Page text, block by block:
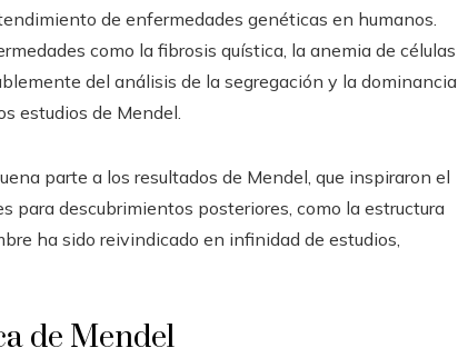
de enfermedades genéticas en humanos.
como la fibrosis quística, la anemia de células
del análisis de la segregación y la dominancia
estudios de Mendel.
parte a los resultados de Mendel, que inspiraron el
para descubrimientos posteriores, como la estructura
ha sido reivindicado en infinidad de estudios,
de Mendel